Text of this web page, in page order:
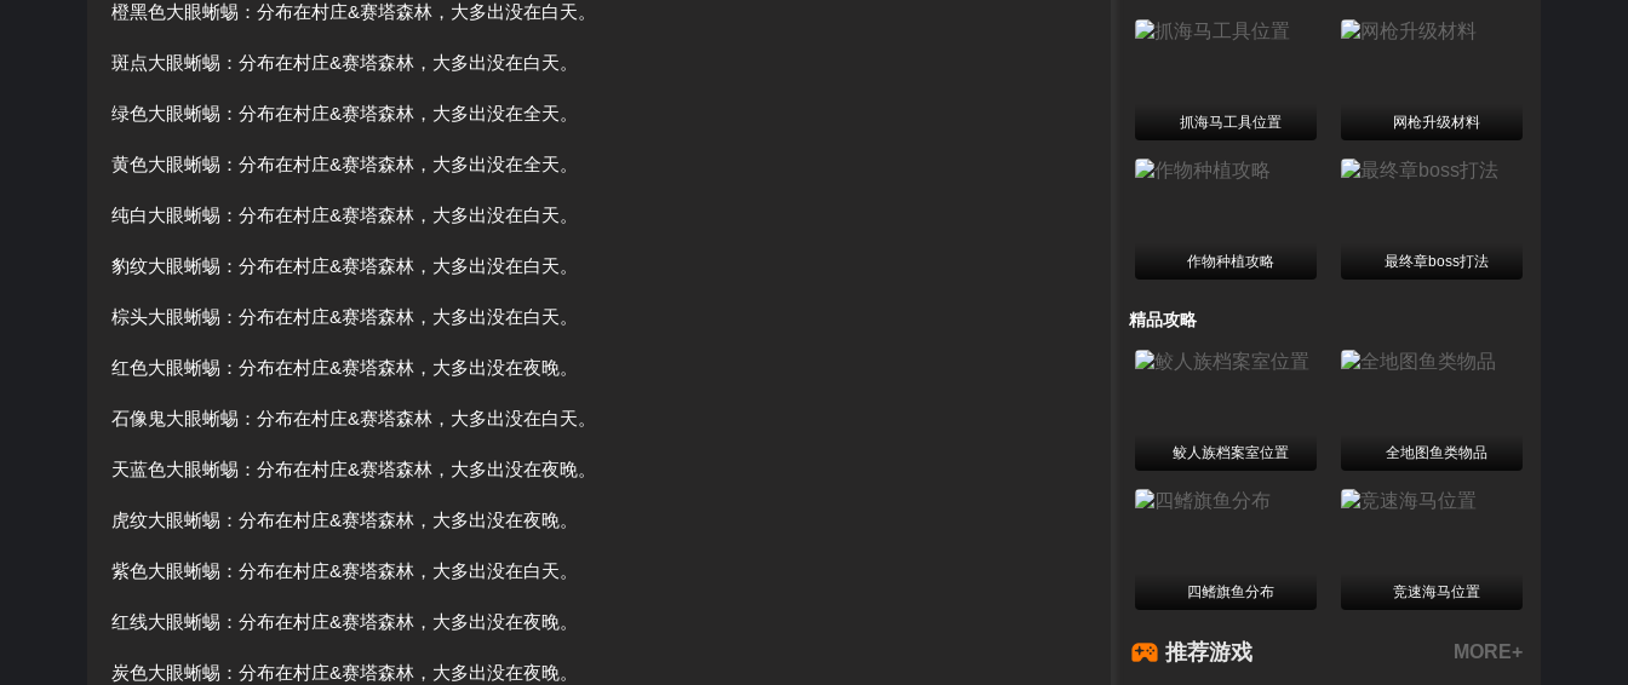
橙黑色大眼蜥蜴：分布在村庄&赛塔森林，大多出没在白天。
斑点大眼蜥蜴：分布在村庄&赛塔森林，大多出没在白天。
绿色大眼蜥蜴：分布在村庄&赛塔森林，大多出没在全天。
黄色大眼蜥蜴：分布在村庄&赛塔森林，大多出没在全天。
纯白大眼蜥蜴：分布在村庄&赛塔森林，大多出没在白天。
豹纹大眼蜥蜴：分布在村庄&赛塔森林，大多出没在白天。
棕头大眼蜥蜴：分布在村庄&赛塔森林，大多出没在白天。
红色大眼蜥蜴：分布在村庄&赛塔森林，大多出没在夜晚。
石像鬼大眼蜥蜴：分布在村庄&赛塔森林，大多出没在白天。
天蓝色大眼蜥蜴：分布在村庄&赛塔森林，大多出没在夜晚。
虎纹大眼蜥蜴：分布在村庄&赛塔森林，大多出没在夜晚。
紫色大眼蜥蜴：分布在村庄&赛塔森林，大多出没在白天。
红线大眼蜥蜴：分布在村庄&赛塔森林，大多出没在夜晚。
炭色大眼蜥蜴：分布在村庄&赛塔森林，大多出没在夜晚。
猛禽 正义
抓海马工具位置 网枪升级材料
作物种植攻略 最终章boss打法
精品攻略
鲛人族档案室位置 全地图鱼类物品
四鳍旗鱼分布 竞速海马位置
推荐游戏 MORE+